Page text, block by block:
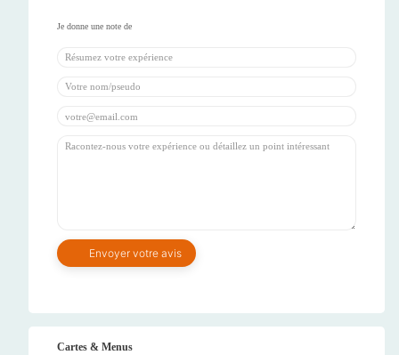
Cartes & Menus